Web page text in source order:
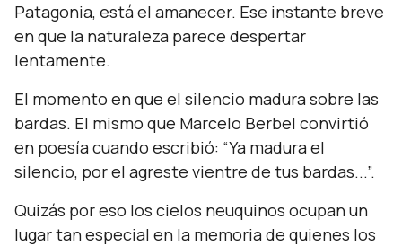
Patagonia, está el amanecer. Ese instante breve
en que la naturaleza parece despertar
lentamente.
El momento en que el silencio madura sobre las
bardas. El mismo que Marcelo Berbel convirtió
en poesía cuando escribió: “Ya madura el
silencio, por el agreste vientre de tus bardas...”.
Quizás por eso los cielos neuquinos ocupan un
lugar tan especial en la memoria de quienes los